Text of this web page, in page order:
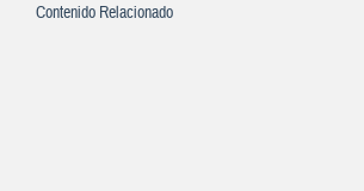
Contenido Relacionado